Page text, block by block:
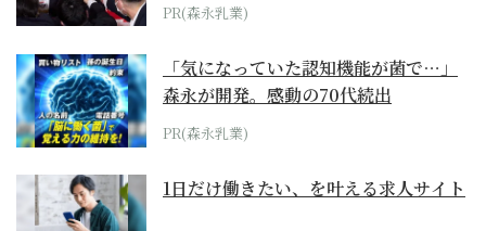
PR(森永乳業)
「気になっていた認知機能が菌で…」
森永が開発。感動の70代続出
PR(森永乳業)
1日だけ働きたい、を叶える求人サイト